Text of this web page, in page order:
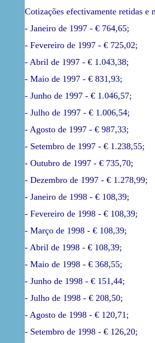
Cotizações efectivamente retidas e
- Janeiro de 1997 - € 764,65;
- Fevereiro de 1997 - € 725,02;
- Abril de 1997 - € 1.043,38;
- Maio de 1997 - € 831,93;
- Junho de 1997 - € 1.046,57;
- Julho de 1997 - € 1.006,54;
- Agosto de 1997 - € 987,33;
- Setembro de 1997 - € 1.238,55;
- Outubro de 1997 - € 735,70;
- Dezembro de 1997 - € 1.278,99;
- Janeiro de 1998 - € 108,39;
- Fevereiro de 1998 - € 108,39;
- Março de 1998 - € 108,39;
- Abril de 1998 - € 108,39;
- Maio de 1998 - € 368,55;
- Junho de 1998 - € 151,44;
- Julho de 1998 - € 208,50;
- Agosto de 1998 - € 120,71;
- Setembro de 1998 - € 126,20;